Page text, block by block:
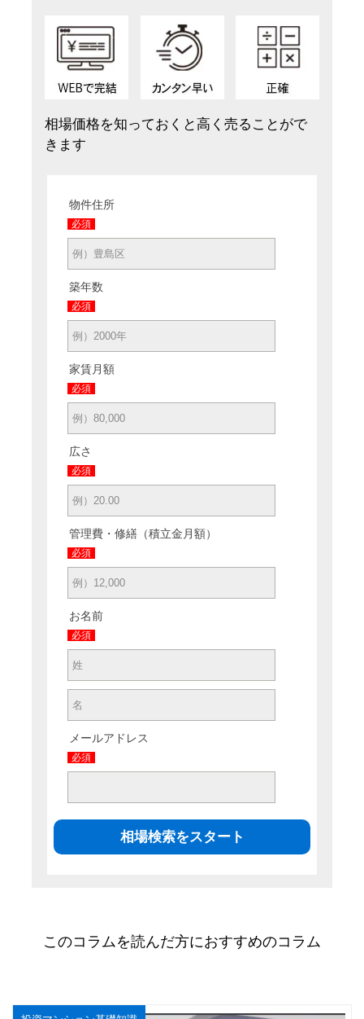
相場価格を知っておくと高く売ることがで
きます
物件住所
必須
築年数
必須
家賃月額
必須
広さ
必須
管理費・修繕（積立金月額）
必須
お名前
必須
メールアドレス
必須
このコラムを読んだ方におすすめのコラム